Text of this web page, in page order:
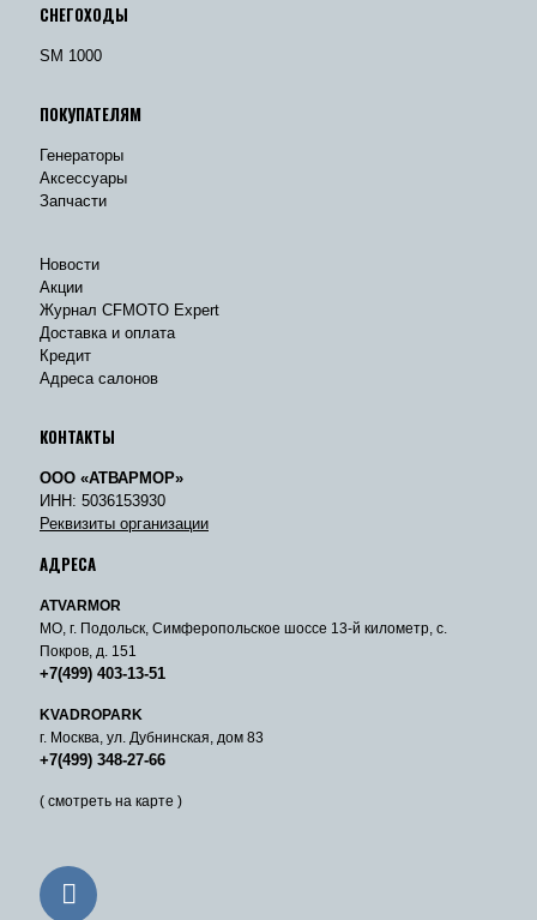
СНЕГОХОДЫ
SM 1000
ПОКУПАТЕЛЯМ
Генераторы
Аксессуары
Запчасти
Новости
Акции
Журнал CFMOTO Expert
Доставка и оплата
Кредит
Адреса салонов
КОНТАКТЫ
ООО «АТВАРМОР»
ИНН: 5036153930
Реквизиты организации
АДРЕСА
ATVARMOR
МО, г. Подольск, Симферопольское шоссе 13-й километр, с.
Покров, д. 151
+7(499) 403-13-51
KVADROPARK
г. Москва, ул. Дубнинская, дом 83
+7(499) 348-27-66
( смотреть на карте )